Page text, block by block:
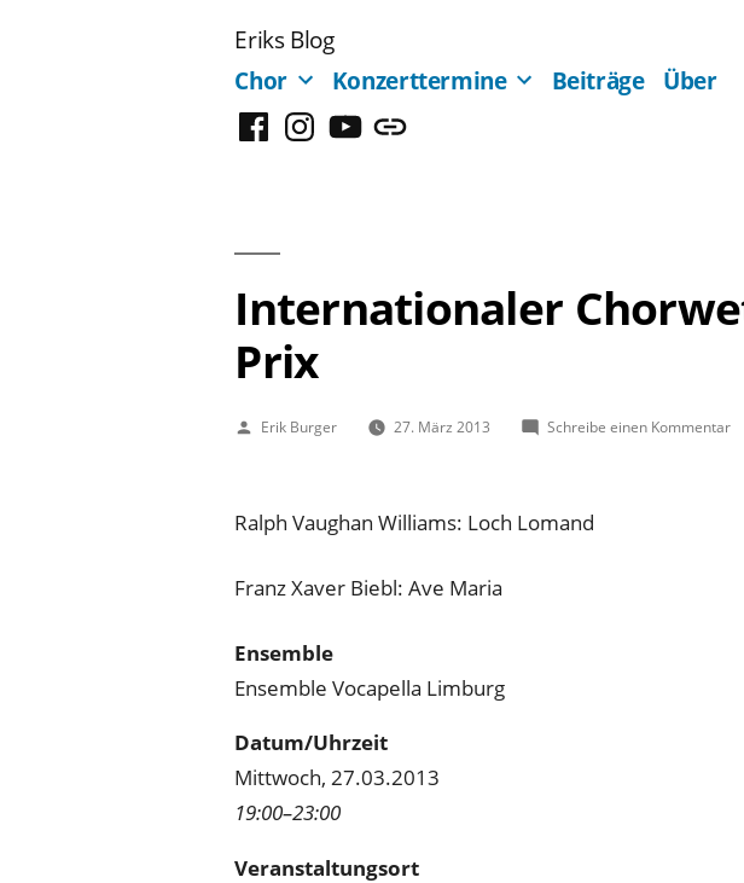
Eriks Blog
Chor
Konzerttermine Beiträge Über
FacebookInstagram
YouTubeMastodon
Internationaler
Prix
Veröffentlicht
Erik Burger 27. März 2013 Schreibe einen Kommentarzu
Ralph Vaughan Williams: Loch Lomand
Franz Xaver Biebl: Ave Maria
Ensemble
Ensemble Vocapella Limburg
Datum/Uhrzeit
Mittwoch, 27.03.2013
19:00–23:00
Veranstaltungsort